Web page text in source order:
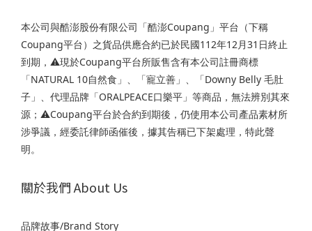
本公司與酷澎股份有限公司「酷澎Coupang」平台（下稱
Coupang平台）之貨品供應合約已於民國112年12月31日終止
到期，⚠️現於Coupang平台所販售含有本公司註冊商標
「NATURAL 10自然食」、「寵立善」、「Downy Belly 毛肚
子」、代理品牌「ORALPEACE口樂平」等商品，無法辨別其來
源；⚠️Coupang平台於合約到期後，仍使用本公司產品素材所
涉爭議，經委託律師函催後，據其告稱已下架處理，特此聲
明。
關於我們 About Us
品牌故事/Brand Story